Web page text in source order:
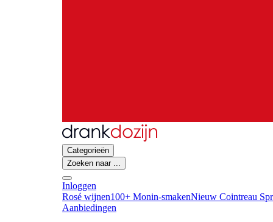
Categorieën
Zoeken naar ...
Inloggen
Rosé wijnen100+ Monin-smakenNieuw Cointreau
Aanbiedingen